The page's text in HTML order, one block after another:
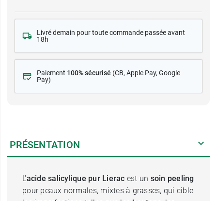
Livré demain pour toute commande passée avant
18h
Paiement 100% sécurisé (CB, Apple Pay, Google
Pay)
PRÉSENTATION
L'acide salicylique pur Lierac est un soin peeling
pour peaux normales, mixtes à grasses, qui cible